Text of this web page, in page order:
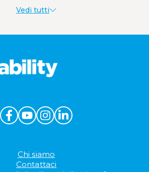
Vedi tutti
Chi siamo
Contattaci